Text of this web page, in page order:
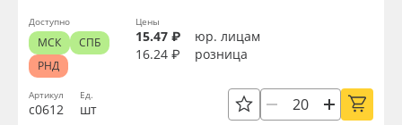
Доставка
Оплата
Сервис
Листовые материалы
Чернила
Клей, скотчи и крепёж
Мощность, Вт
Артикул
с0612
Ед.
шт
Цены
15.47 ₽
юр. лицам
16.24 ₽
розница
Доступно
МСК
СПБ
РНД